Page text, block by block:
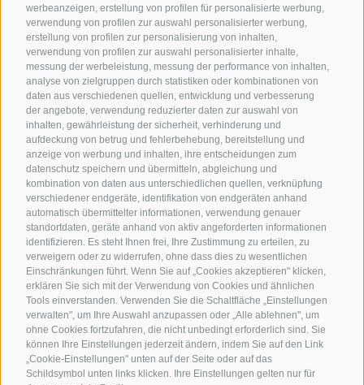
werbeanzeigen, erstellung von profilen für personalisierte werbung,
verwendung von profilen zur auswahl personalisierter werbung,
erstellung von profilen zur personalisierung von inhalten,
verwendung von profilen zur auswahl personalisierter inhalte,
messung der werbeleistung, messung der performance von inhalten,
analyse von zielgruppen durch statistiken oder kombinationen von
daten aus verschiedenen quellen, entwicklung und verbesserung
der angebote, verwendung reduzierter daten zur auswahl von
inhalten, gewährleistung der sicherheit, verhinderung und
aufdeckung von betrug und fehlerbehebung, bereitstellung und
anzeige von werbung und inhalten, ihre entscheidungen zum
datenschutz speichern und übermitteln, abgleichung und
kombination von daten aus unterschiedlichen quellen, verknüpfung
verschiedener endgeräte, identifikation von endgeräten anhand
automatisch übermittelter informationen, verwendung genauer
standortdaten, geräte anhand von aktiv angeforderten informationen
identifizieren. Es steht Ihnen frei, Ihre Zustimmung zu erteilen, zu
verweigern oder zu widerrufen, ohne dass dies zu wesentlichen
Einschränkungen führt. Wenn Sie auf „Cookies akzeptieren" klicken,
erklären Sie sich mit der Verwendung von Cookies und ähnlichen
Tools einverstanden. Verwenden Sie die Schaltfläche „Einstellungen
verwalten", um Ihre Auswahl anzupassen oder „Alle ablehnen", um
ohne Cookies fortzufahren, die nicht unbedingt erforderlich sind. Sie
können Ihre Einstellungen jederzeit ändern, indem Sie auf den Link
„Cookie-Einstellungen" unten auf der Seite oder auf das
Schildsymbol unten links klicken. Ihre Einstellungen gelten nur für
Alle Unterkünfte
Hotels in Jenesien
Camping in Jenesien
Ferienwohnungen in Jenesien
B&B - Gästezimmervermieter
Urlaub auf dem Bauernhof
Südtirol Apps für unterwegs
Jobs